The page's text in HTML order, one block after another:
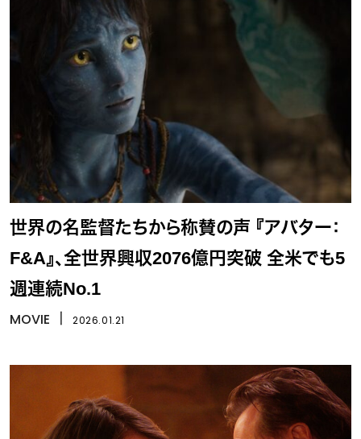
世界の名監督たちから称賛の声 『アバター：
F&A』、全世界興収2076億円突破 全米でも5
週連続No.1
MOVIE 2026.01.21